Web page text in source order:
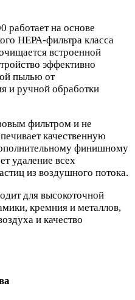
работает на основе
HEPA-фильтра класса
встроенной
эффективно
пылью от
и ручной обработки
фильтром и не
качественную
финишному
удаление всех
из воздушного потока.
для высокоточной
кремния и металлов,
и качество